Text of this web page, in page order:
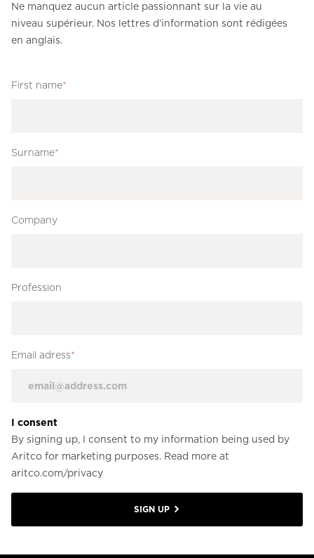
Ne manquez aucun article passionnant sur la vie au
niveau supérieur. Nos lettres d’information sont rédigées
en anglais.
First name*
Surname*
Company
Profession
Email adress*
I consent
By signing up, I consent to my information being used by
Aritco for marketing purposes. Read more at
aritco.com/privacy
SIGN UP